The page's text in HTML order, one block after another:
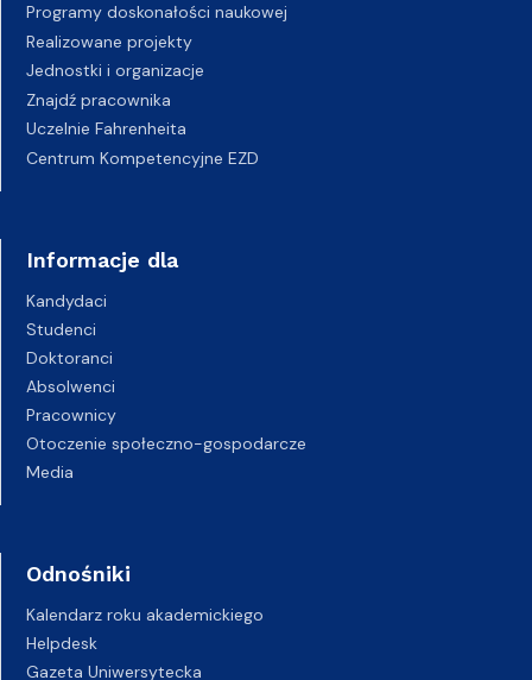
Programy doskonałości naukowej
Realizowane projekty
Jednostki i organizacje
Znajdź pracownika
Uczelnie Fahrenheita
Centrum Kompetencyjne EZD
Informacje dla
Kandydaci
Studenci
Doktoranci
Absolwenci
Pracownicy
Otoczenie społeczno-gospodarcze
Media
Odnośniki
Kalendarz roku akademickiego
Helpdesk
Gazeta Uniwersytecka